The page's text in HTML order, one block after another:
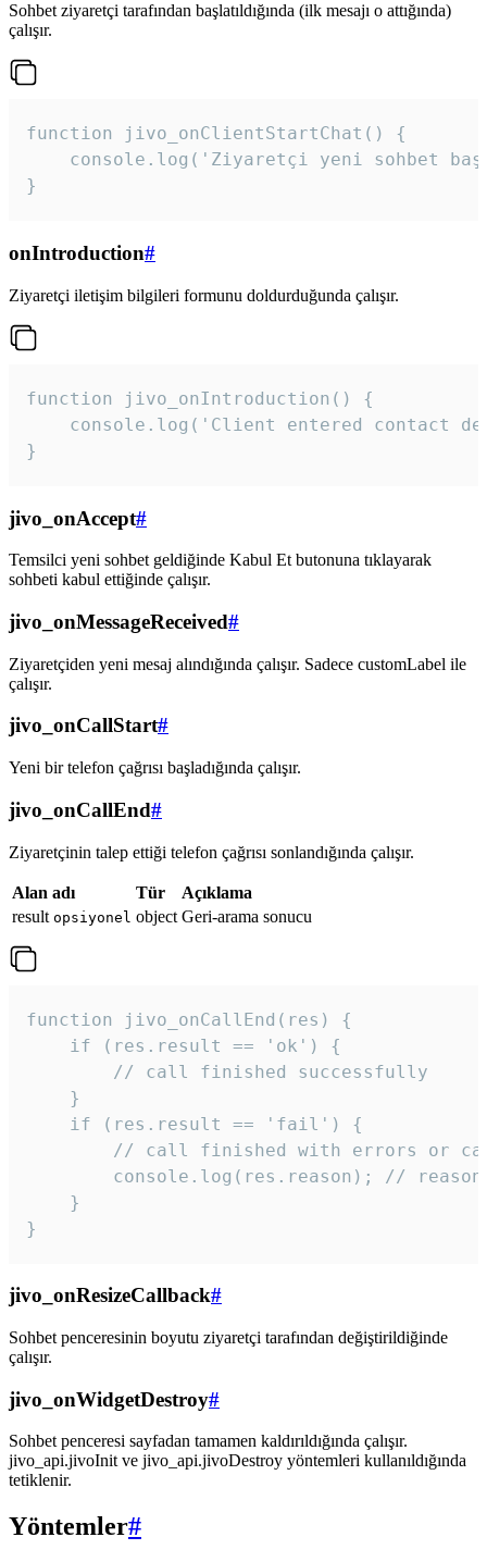
Sohbet ziyaretçi tarafından başlatıldığında (ilk mesajı o attığında)
çalışır.
function jivo_onClientStartChat() {
console.log('Ziyaretçi yeni sohbet
}
onIntroduction#
Ziyaretçi iletişim bilgileri formunu doldurduğunda çalışır.
function jivo_onIntroduction() {
console.log('Client entered contact
}
jivo_onAccept#
Temsilci yeni sohbet geldiğinde Kabul Et butonuna tıklayarak
sohbeti kabul ettiğinde çalışır.
jivo_onMessageReceived#
Ziyaretçiden yeni mesaj alındığında çalışır. Sadece customLabel ile
çalışır.
jivo_onCallStart#
Yeni bir telefon çağrısı başladığında çalışır.
jivo_onCallEnd#
Ziyaretçinin talep ettiği telefon çağrısı sonlandığında çalışır.
Alan adı Tür
Açıklama
result opsiyonel object Geri-arama sonucu
function jivo_onCallEnd(res) {
    if (res.result == 'ok') {
        // call finished successfully
    }
    if (res.result == 'fail') {
// call finished with errors or
console.log(res.reason); //
    }
}
jivo_onResizeCallback#
Sohbet penceresinin boyutu ziyaretçi tarafından değiştirildiğinde
çalışır.
jivo_onWidgetDestroy#
Sohbet penceresi sayfadan tamamen kaldırıldığında çalışır.
jivo_api.jivoInit ve jivo_api.jivoDestroy yöntemleri kullanıldığında
tetiklenir.
Yöntemler#